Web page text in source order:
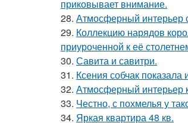
приковывает внимание.
28. Атмосферный интерьер
29. Коллекцию нарядов
приуроченной к её
30. Савита и савитри.
31. Ксения собчак
32. Атмосферный интерьер
33. Честно, с похмелья у
34. Яркая квартира 48 кв.